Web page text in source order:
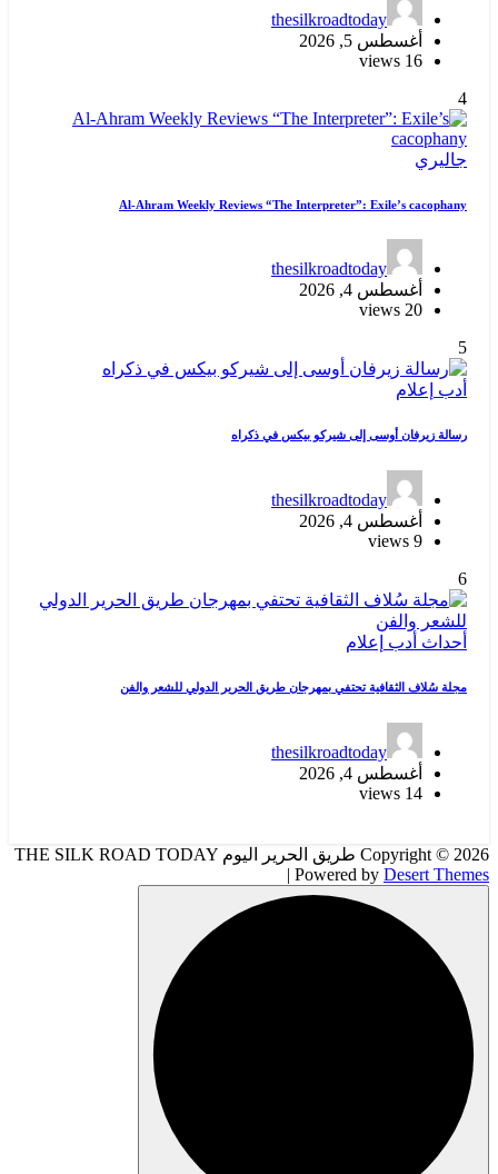
thesilkroadtoday
أغسطس 5, 2026
16 views
4
جاليري
Al-Ahram Weekly Reviews “The Interpreter”: Exile’s cacophany
thesilkroadtoday
أغسطس 4, 2026
20 views
5
أدب إعلام
رسالة زيرفان أوسى إلى شيركو بيكس في ذكراه
thesilkroadtoday
أغسطس 4, 2026
9 views
6
أحداث أدب إعلام
مجلة سُلاف الثقافية تحتفي بمهرجان طريق الحرير الدولي للشعر والفن
thesilkroadtoday
أغسطس 4, 2026
14 views
Copyright © 2026 طريق الحرير اليوم THE SILK ROAD TODAY
| Powered by Desert Themes